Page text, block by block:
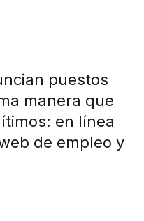
puestos
manera que
en línea
de empleo y